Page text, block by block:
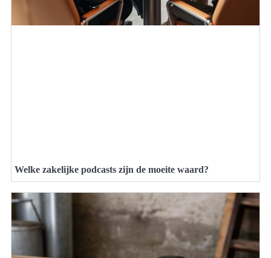
Welke zakelijke podcasts zijn de moeite waard?